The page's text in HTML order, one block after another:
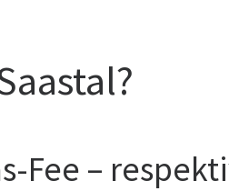
Fee –